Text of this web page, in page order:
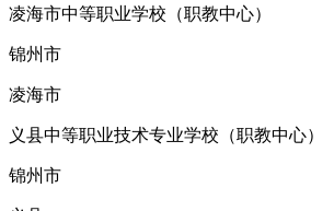
凌海市中等职业学校（职教中心）
锦州市
凌海市
义县中等职业技术专业学校（职教中心）
锦州市